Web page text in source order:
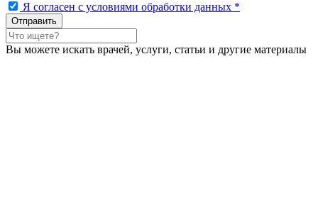
Я согласен с условиями обработки данных *
Вы можете искать врачей, услуги, статьи и другие материалы